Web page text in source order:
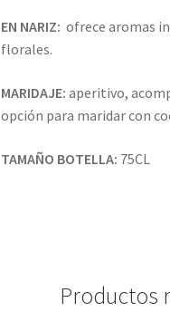
EN NARIZ: ofrece aromas
florales.
MARIDAJE: aperitivo,
opción para maridar con
TAMAÑO BOTELLA: 75CL
Productos